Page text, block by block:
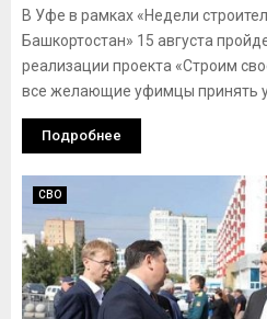
В Уфе в рамках «Недели
Башкортостан» 15 августа
реализации проекта «Строим
все желающие уфимцы принять
Подробнее
СВО